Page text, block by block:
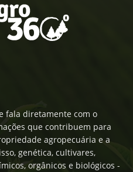
fala diretamente com o
que contribuem para
agropecuária e a
genética, cultivares,
orgânicos e biológicos -